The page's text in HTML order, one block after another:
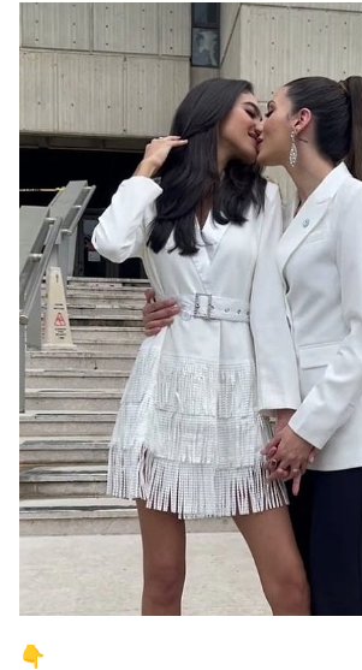
👇